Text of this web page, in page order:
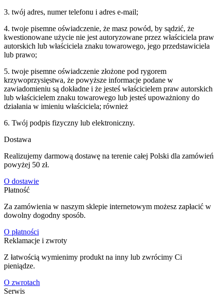
3. twój adres, numer telefonu i adres e-mail;
4. twoje pisemne oświadczenie, że masz powód, by sądzić, że
kwestionowane użycie nie jest autoryzowane przez właściciela praw
autorskich lub właściciela znaku towarowego, jego przedstawiciela
lub prawo;
5. twoje pisemne oświadczenie złożone pod rygorem
krzywoprzysięstwa, że ​​powyższe informacje podane w
zawiadomieniu są dokładne i że jesteś właścicielem praw autorskich
lub właścicielem znaku towarowego lub jesteś upoważniony do
działania w imieniu właściciela; również
6. Twój podpis fizyczny lub elektroniczny.
Dostawa
Realizujemy darmową dostawę na terenie całej Polski dla zamówień
powyżej 50 zł.
O dostawie
Płatność
Za zamówienia w naszym sklepie internetowym możesz zapłacić w
dowolny dogodny sposób.
O płatności
Reklamacje i zwroty
Z łatwością wymienimy produkt na inny lub zwrócimy Ci
pieniądze.
O zwrotach
Serwis